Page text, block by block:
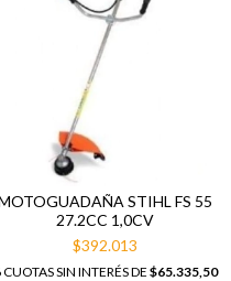
STIHL FS 55
27.2CC 1,0CV
$392.013
CUOTAS SIN INTERÉS DE $65.335,50